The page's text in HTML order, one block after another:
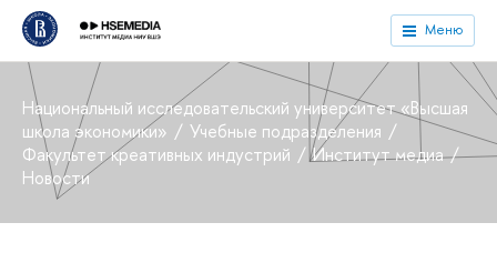
Меню
Национальный исследовательский университет «Высшая
школа экономики»
Учебные подразделения
Факультет креативных индустрий
Институт медиа
Новости